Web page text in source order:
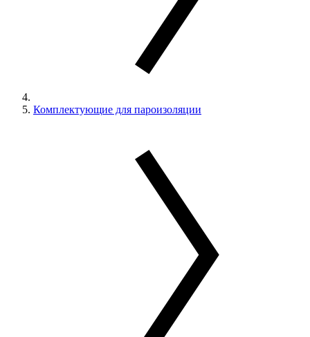
Комплектующие для пароизоляции